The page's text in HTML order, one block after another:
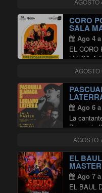
rock y las
CORO
SALA
Ago 4
EL CORO
LLEGA A
CUELLO.
repertorio
con la
Ago 6
La
Pascuala
productor
Bremen,
ha
AGOSTO
EL
MASTER
Ago 7
EL BAUL